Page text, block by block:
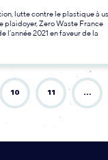
lutte contre le plastique à
plaidoyer, Zero Waste France
l’année 2021 en faveur de la
10 11 …